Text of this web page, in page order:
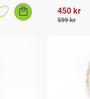
Lagre som favoritt
450 kr
599kr